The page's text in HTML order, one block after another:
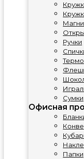
Ручки
Сумки
Офисная
Папки